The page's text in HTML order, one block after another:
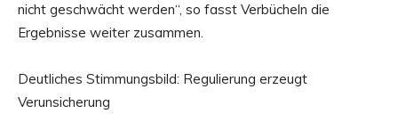
nicht geschwächt werden“, so fasst Verbücheln die
Ergebnisse weiter zusammen.
Deutliches Stimmungsbild: Regulierung erzeugt
Verunsicherung